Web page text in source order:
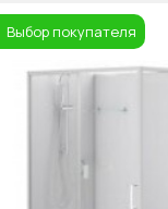
Выбор покупателя